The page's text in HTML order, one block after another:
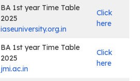
BA 1st year Time Table
2025
iaseuniversity.org.in
Click
here
BA 1st year Time Table
2025
jmi.ac.in
Click
here